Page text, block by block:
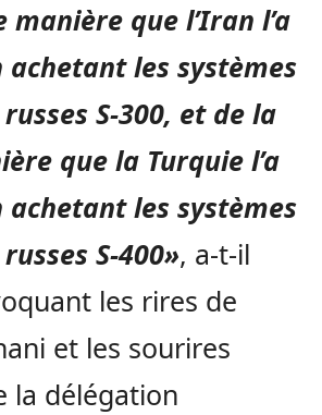
manière que l’Iran l’a
les systèmes
S-300, et de la
que la Turquie l’a
les systèmes
S-400», a-t-il
les rires de
et les sourires
la délégation